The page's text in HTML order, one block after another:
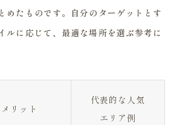
めたものです。自分のターゲットとす
ルに応じて、最適な場所を選ぶ参考に
メリット
代表的な人気
エリア例